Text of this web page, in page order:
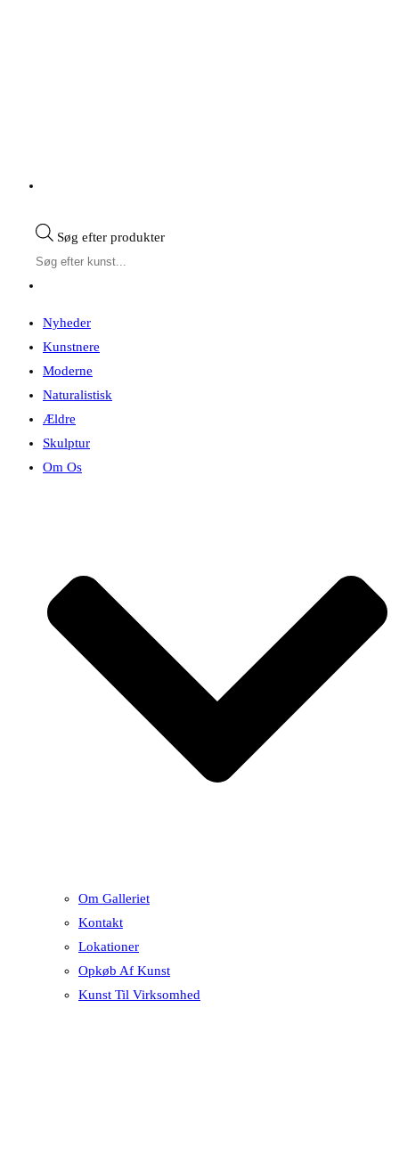
Søg efter produkter
Nyheder
Kunstnere
Moderne
Naturalistisk
Ældre
Skulptur
Om Os
Om Galleriet
Kontakt
Lokationer
Opkøb Af Kunst
Kunst Til Virksomhed